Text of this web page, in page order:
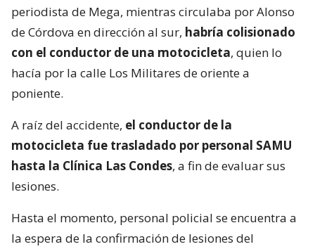
periodista de Mega, mientras circulaba por Alonso
de Córdova en dirección al sur, habría colisionado
con el conductor de una motocicleta, quien lo
hacía por la calle Los Militares de oriente a
poniente.
A raíz del accidente, el conductor de la
motocicleta fue trasladado por personal SAMU
hasta la Clínica Las Condes, a fin de evaluar sus
lesiones.
Hasta el momento, personal policial se encuentra a
la espera de la confirmación de lesiones del